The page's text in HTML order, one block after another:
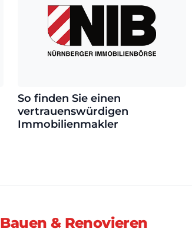
So finden Sie einen
vertrauenswürdigen
Immobilienmakler
Bauen & Renovieren